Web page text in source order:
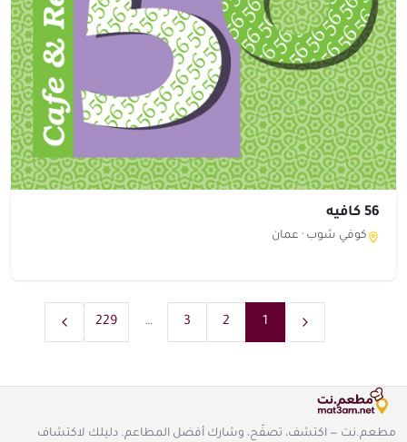
56 كافيه
كوفي شوب · عمان
1
2
3
…
229
مطعم.نت — اكتشف، تصفّح، وشارك أفضل المطاعم. دليلك لاكتشاف